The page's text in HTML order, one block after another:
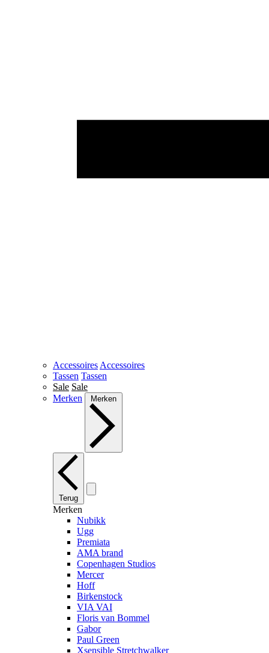
Accessoires Accessoires
Tassen Tassen
Sale Sale
Merken
Merken
Terug
Merken
Nubikk
Ugg
Premiata
AMA brand
Copenhagen Studios
Mercer
Hoff
Birkenstock
VIA VAI
Floris van Bommel
Gabor
Paul Green
Xsensible Stretchwalker